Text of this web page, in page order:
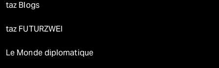
taz Blogs
taz FUTURZWEI
Le Monde diplomatique